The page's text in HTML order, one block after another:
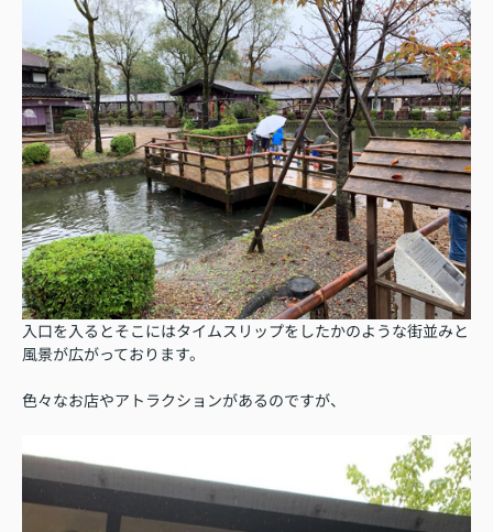
入口を入るとそこにはタイムスリップをしたかのような街並みと
風景が広がっております。
色々なお店やアトラクションがあるのですが、